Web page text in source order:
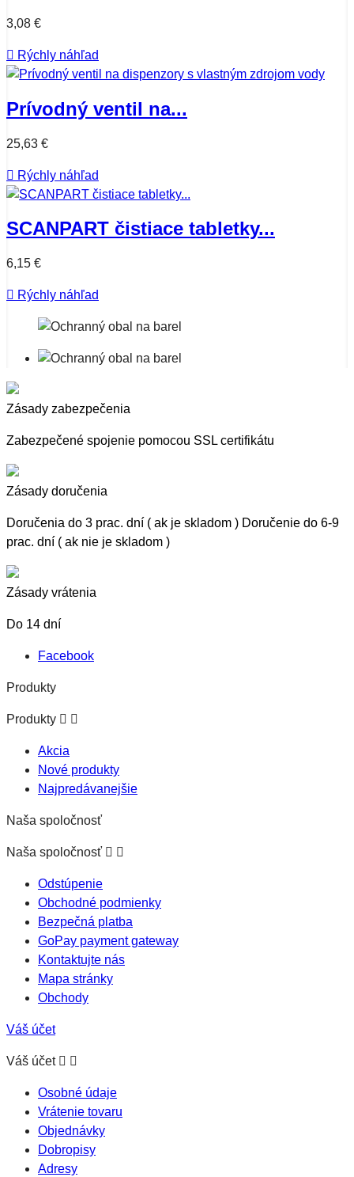
3,08 €
 Rýchly náhľad
Prívodný ventil na...
25,63 €
 Rýchly náhľad
SCANPART čistiace tabletky...
6,15 €
 Rýchly náhľad
Zásady zabezpečenia
Zabezpečené spojenie pomocou SSL certifikátu
Zásady doručenia
Doručenia do 3 prac. dní ( ak je skladom ) Doručenie do 6-9
prac. dní ( ak nie je skladom )
Zásady vrátenia
Do 14 dní
Facebook
Produkty
Produkty  
Akcia
Nové produkty
Najpredávanejšie
Naša spoločnosť
Naša spoločnosť  
Odstúpenie
Obchodné podmienky
Bezpečná platba
GoPay payment gateway
Kontaktujte nás
Mapa stránky
Obchody
Váš účet
Váš účet  
Osobné údaje
Vrátenie tovaru
Objednávky
Dobropisy
Adresy